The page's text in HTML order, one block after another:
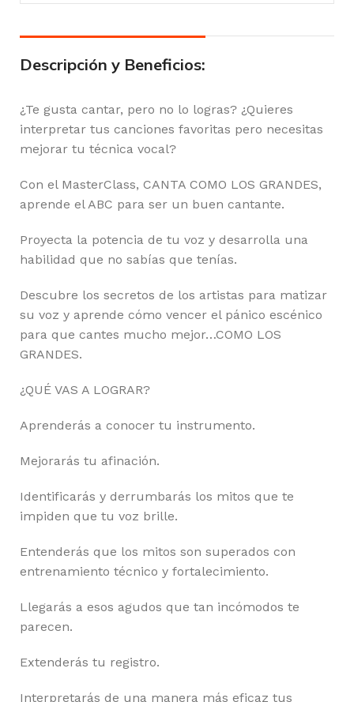
Descripción y Beneficios:
¿Te gusta cantar, pero no lo logras? ¿Quieres
interpretar tus canciones favoritas pero necesitas
mejorar tu técnica vocal?
Con el MasterClass, CANTA COMO LOS GRANDES,
aprende el ABC para ser un buen cantante.
Proyecta la potencia de tu voz y desarrolla una
habilidad que no sabías que tenías.
Descubre los secretos de los artistas para matizar
su voz y aprende cómo vencer el pánico escénico
para que cantes mucho mejor…COMO LOS
GRANDES.
¿QUÉ VAS A LOGRAR?
Aprenderás a conocer tu instrumento.
Mejorarás tu afinación.
Identificarás y derrumbarás los mitos que te
impiden que tu voz brille.
Entenderás que los mitos son superados con
entrenamiento técnico y fortalecimiento.
Llegarás a esos agudos que tan incómodos te
parecen.
Extenderás tu registro.
Interpretarás de una manera más eficaz tus